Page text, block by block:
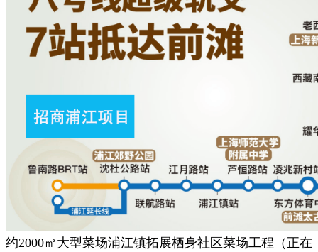
约2000㎡大型菜场浦江镇拓展栖身社区菜场工程（正在